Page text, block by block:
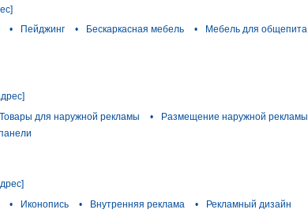
• Пейджинг • Бескаркасная мебель •
Мебель для общепита
Товары для наружной рекламы •
Размещение наружной рекламы
• Иконопись • Внутренняя реклама •
Рекламный дизайн